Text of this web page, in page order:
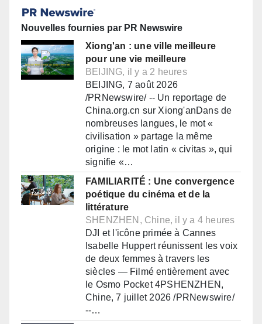
Nouvelles fournies par PR Newswire
Xiong'an : une ville meilleure
pour une vie meilleure
BEIJING, il y a 2 heures
BEIJING, 7 août 2026
/PRNewswire/ -- Un reportage de
China.org.cn sur Xiong'anDans de
nombreuses langues, le mot «
civilisation » partage la même
origine : le mot latin « civitas », qui
signifie «…
FAMILIARITÉ : Une convergence
poétique du cinéma et de la
littérature
SHENZHEN, Chine, il y a 4 heures
DJI et l'icône primée à Cannes
Isabelle Huppert réunissent les voix
de deux femmes à travers les
siècles — Filmé entièrement avec
le Osmo Pocket 4PSHENZHEN,
Chine, 7 juillet 2026 /PRNewswire/
--…